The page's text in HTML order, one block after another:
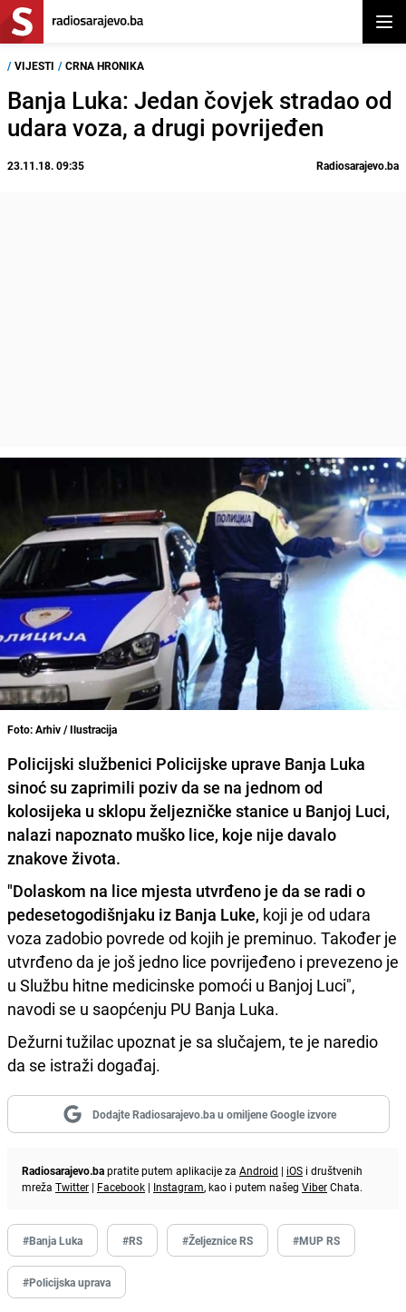
/ VIJESTI / CRNA HRONIKA
Banja Luka: Jedan čovjek stradao od
udara voza, a drugi povrijeđen
23.11.18. 09:35 Radiosarajevo.ba
Foto: Arhiv / Ilustracija
Policijski službenici Policijske uprave Banja Luka
sinoć su zaprimili poziv da se na jednom od
kolosijeka u sklopu željezničke stanice u Banjoj Luci,
nalazi napoznato muško lice, koje nije davalo
znakove života.
"Dolaskom na lice mjesta utvrđeno je da se radi o
pedesetogodišnjaku iz Banja Luke, koji je od udara
voza zadobio povrede od kojih je preminuo. Također je
utvrđeno da je još jedno lice povrijeđeno i prevezeno je
u Službu hitne medicinske pomoći u Banjoj Luci",
navodi se u saopćenju PU Banja Luka.
Dežurni tužilac upoznat je sa slučajem, te je naredio
da se istraži događaj.
Dodajte Radiosarajevo.ba u omiljene Google izvore
Radiosarajevo.bapratite putem aplikacije za Android | iOS i društvenih
mreža Twitter | Facebook | Instagram, kao i putem našeg ViberChata.
#Banja Luka #RS #Željeznice RS #MUP RS
#Policijska uprava